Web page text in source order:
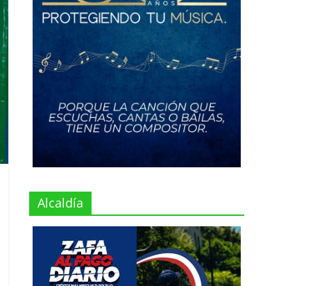
Alcaldía